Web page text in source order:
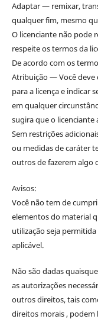
Adaptar — remixar,
qualquer fim, mesmo
O licenciante não pode
respeite os termos da
De acordo com os
Atribuição — Você
para a licença e indicar
em qualquer
sugira que o licenciante
Sem restrições
ou medidas de caráter
outros de fazerem algo
Avisos:
Você não tem de
elementos do material
utilização seja
aplicável.
Não são dadas
as autorizações
outros direitos, tais
direitos morais ,